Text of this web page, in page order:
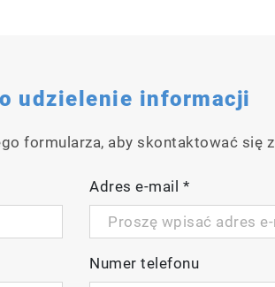
udzielenie informacji
formularza, aby skontaktować się
Adres e-mail *
Numer telefonu